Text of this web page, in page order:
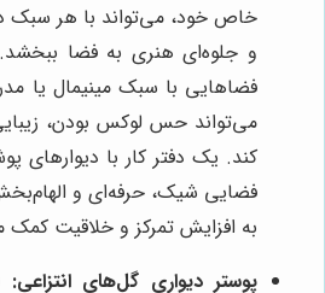
خاص خود، می‌تواند با هر سبک
و جلوه‌ای هنری به فضا
فضاهایی با سبک مینیمال یا
می‌تواند حس لوکس بودن،
کند. یک دفتر کار با دیوارهای
فضایی شیک، حرفه‌ای و
به افزایش تمرکز و خلاقیت کمک
پوستر دیواری گل‌های انتزاعی: